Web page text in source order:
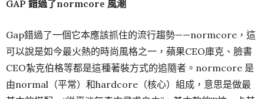
GAP 錯過了normcore 風潮
Gap錯過了一個它本應該抓住的流行趨勢——normcore，這
可以說是如今最火熱的時尚風格之一，蘋果CEO庫克、臉書
CEO紮克伯格等都是這種著裝方式的追隨者。normcore 是
由normal（平常）和hardcore（核心）組成，意思是做最